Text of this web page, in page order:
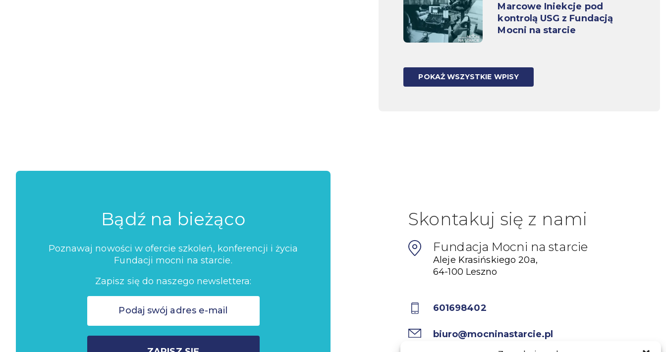
Marcowe Iniekcje pod
kontrolą USG z Fundacją
Mocni na starcie
POKAŻ WSZYSTKIE WPISY
Bądź na bieżąco
Poznawaj nowości w ofercie szkoleń, konferencji i życia
Fundacji mocni na starcie.
Zapisz się do naszego newslettera:
Skontakuj się z nami
Fundacja Mocni na starcie
Aleje Krasińskiego 20a,
64-100 Leszno
601698402
biuro@mocninastarcie.pl